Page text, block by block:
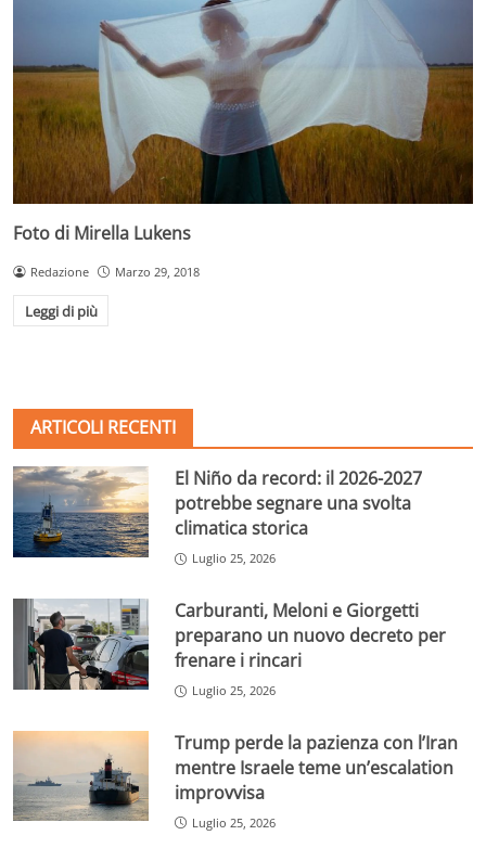
Foto di Mirella Lukens
Redazione Marzo 29, 2018
Leggi di più
ARTICOLI RECENTI
El Niño da record: il 2026-2027
potrebbe segnare una svolta
climatica storica
Luglio 25, 2026
Carburanti, Meloni e Giorgetti
preparano un nuovo decreto per
frenare i rincari
Luglio 25, 2026
Trump perde la pazienza con l’Iran
mentre Israele teme un’escalation
improvvisa
Luglio 25, 2026